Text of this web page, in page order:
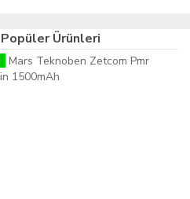
Ürünleri